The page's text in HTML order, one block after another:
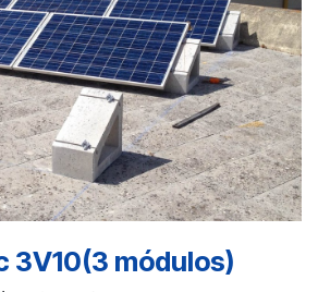
3V10(3 módulos)